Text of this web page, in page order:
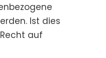
Ist dies
auf